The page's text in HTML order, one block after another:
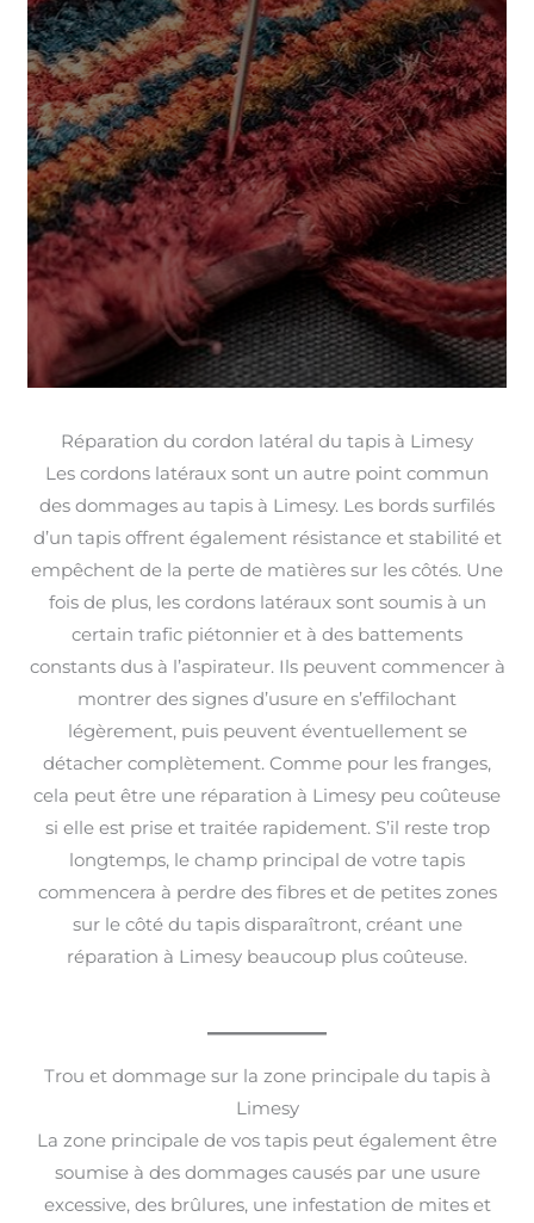
Réparation du cordon latéral du tapis à Limesy
Les cordons latéraux sont un autre point commun
des dommages au tapis à Limesy. Les bords surfilés
d’un tapis offrent également résistance et stabilité et
empêchent de la perte de matières sur les côtés. Une
fois de plus, les cordons latéraux sont soumis à un
certain trafic piétonnier et à des battements
constants dus à l’aspirateur. Ils peuvent commencer à
montrer des signes d’usure en s’effilochant
légèrement, puis peuvent éventuellement se
détacher complètement. Comme pour les franges,
cela peut être une réparation à Limesy peu coûteuse
si elle est prise et traitée rapidement. S’il reste trop
longtemps, le champ principal de votre tapis
commencera à perdre des fibres et de petites zones
sur le côté du tapis disparaîtront, créant une
réparation à Limesy beaucoup plus coûteuse.
Trou et dommage sur la zone principale du tapis à
Limesy
La zone principale de vos tapis peut également être
soumise à des dommages causés par une usure
excessive, des brûlures, une infestation de mites et